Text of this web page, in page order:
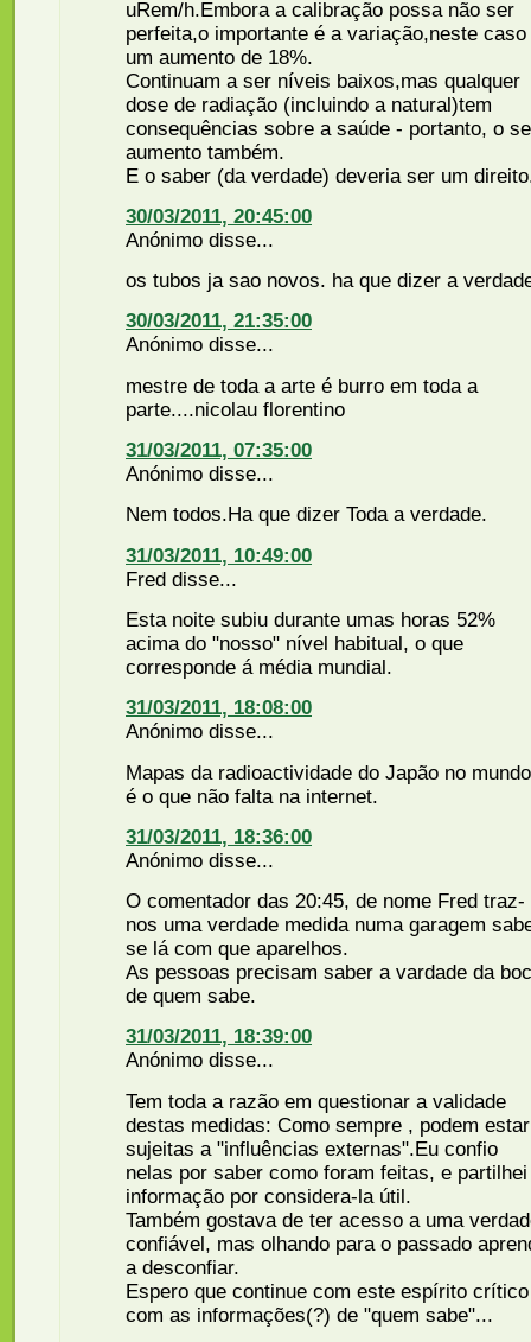
uRem/h.Embora a calibração possa não ser
perfeita,o importante é a variação,neste caso
um aumento de 18%.
Continuam a ser níveis baixos,mas qualquer
dose de radiação (incluindo a natural)tem
consequências sobre a saúde - portanto, o
aumento também.
E o saber (da verdade) deveria ser um
30/03/2011, 20:45:00
Anónimo disse...
os tubos ja sao novos. ha que dizer a
30/03/2011, 21:35:00
Anónimo disse...
mestre de toda a arte é burro em toda a
parte....nicolau florentino
31/03/2011, 07:35:00
Anónimo disse...
Nem todos.Ha que dizer Toda a verdade.
31/03/2011, 10:49:00
Fred disse...
Esta noite subiu durante umas horas 52%
acima do "nosso" nível habitual, o que
corresponde á média mundial.
31/03/2011, 18:08:00
Anónimo disse...
Mapas da radioactividade do Japão no mundo
é o que não falta na internet.
31/03/2011, 18:36:00
Anónimo disse...
O comentador das 20:45, de nome Fred traz-
nos uma verdade medida numa garagem
se lá com que aparelhos.
As pessoas precisam saber a vardade da
de quem sabe.
31/03/2011, 18:39:00
Anónimo disse...
Tem toda a razão em questionar a validade
destas medidas: Como sempre , podem estar
sujeitas a "influências externas".Eu confio
nelas por saber como foram feitas, e
informação por considera-la útil.
Também gostava de ter acesso a uma
confiável, mas olhando para o passado
a desconfiar.
Espero que continue com este espírito crítico
com as informações(?) de "quem sabe"...